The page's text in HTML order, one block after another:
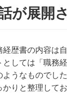
が展開
歴書の内容は
しては「職
うなものでし
りと整理してお